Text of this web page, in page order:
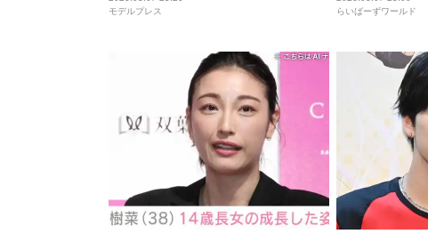
モデルプレス
らいばーずワールド